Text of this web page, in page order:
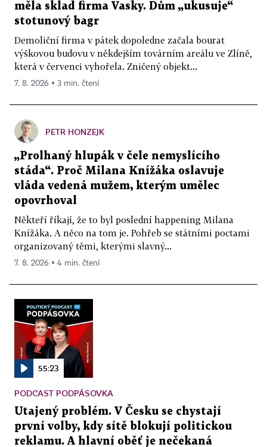
měla sklad firma Vasky. Dům „ukusuje“
stotunový bagr
Demoliční firma v pátek dopoledne začala bourat
výškovou budovu v někdejším továrním areálu ve Zlíně,
která v červenci vyhořela. Zničený objekt...
7. 8. 2026 ▪ 3 min. čtení
PETR HONZEJK
„Prolhaný hlupák v čele nemyslícího
stáda“. Proč Milana Knížáka oslavuje
vláda vedená mužem, kterým umělec
opovrhoval
Někteří říkají, že to byl poslední happening Milana
Knížáka. A něco na tom je. Pohřeb se státními poctami
organizovaný těmi, kterými slavný...
7. 8. 2026 ▪ 4 min. čtení
55:23
PODCAST PODPÁSOVKA
Utajený problém. V Česku se chystají
první volby, kdy sítě blokují politickou
reklamu. A hlavní oběť je nečekaná